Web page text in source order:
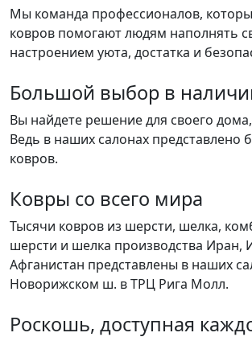
Мы команда профессионалов,
ковров помогают людям наполнять
настроением уюта, достатка и
Большой выбор в
Вы найдете решение для своего
Ведь в наших салонах представлено
ковров.
Ковры со всего мира
Тысячи ковров из шерсти, шелка,
шерсти и шелка производства Иран,
Афганистан представлены в наших
Новорижском ш. в ТРЦ Рига Молл.
Роскошь, доступная